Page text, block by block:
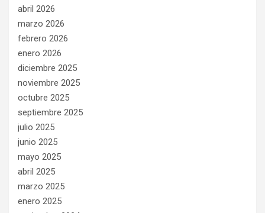
abril 2026
marzo 2026
febrero 2026
enero 2026
diciembre 2025
noviembre 2025
octubre 2025
septiembre 2025
julio 2025
junio 2025
mayo 2025
abril 2025
marzo 2025
enero 2025